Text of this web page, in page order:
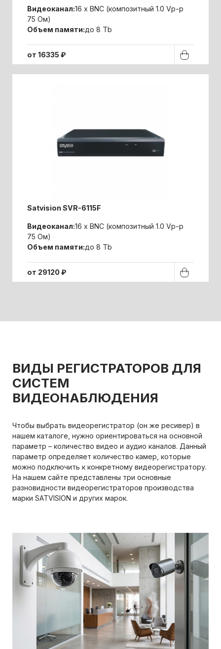
Видеоканал:16 x BNC (композитный 1.0 Vp-p
75 Ом)
Объем памяти:до 8 Tb
от 16335 ₽
Satvision SVR-6115F
Видеоканал:16 x BNC (композитный 1.0 Vp-p
75 Ом)
Объем памяти:до 8 Tb
от 29120 ₽
ВИДЫ РЕГИСТРАТОРОВ ДЛЯ
СИСТЕМ
ВИДЕОНАБЛЮДЕНИЯ
Чтобы выбрать видеорегистратор (он же ресивер) в
нашем каталоге, нужно ориентироваться на основной
параметр – количество видео и аудио каналов. Данный
параметр определяет количество камер, которые
можно подключить к конкретному видеорегистратору.
На нашем сайте представлены три основные
разновидности видеорегистраторов производства
марки SATVISION и других марок.